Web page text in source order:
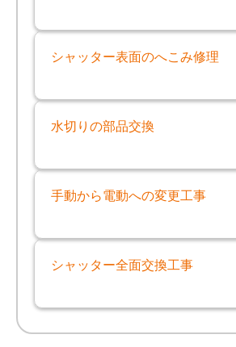
シャッター表面のへこみ修理
水切りの部品交換
手動から電動への変更工事
シャッター全面交換工事